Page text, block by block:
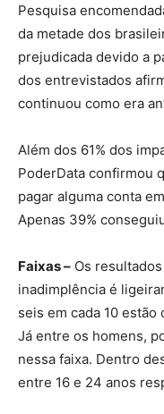
Pesquisa
da metade dos
prejudicada devido a
dos entrevistados
continuou como era
Além dos 61% dos
PoderData confirmou
pagar alguma conta
Apenas 39%
Faixas – Os
inadimplência é
seis em cada 10
Já entre os homens,
nessa faixa. Dentro
entre 16 e 24 anos